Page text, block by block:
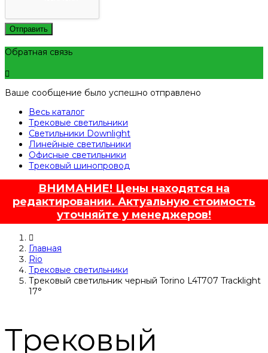
Отправить
Обратная связь
Ваше сообщение было успешно отправлено
Весь каталог
Трековые светильники
Светильники Downlight
Линейные светильники
Офисные светильники
Трековый шинопровод
ВНИМАНИЕ! Цены находятся на
редактировании. Актуальную стоимость
уточняйте у менеджеров!
Главная
Rio
Трековые светильники
Трековый светильник черный Torino L4T707 Tracklight
17°
Трековый